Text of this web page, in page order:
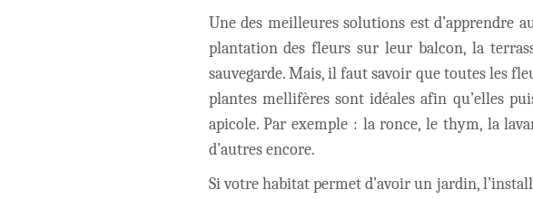
Une des meilleures solutions est d’apprendre
plantation des fleurs sur leur balcon, la
sauvegarde. Mais, il faut savoir que toutes les
plantes mellifères sont idéales afin qu’elles
apicole. Par exemple : la ronce, le thym, la
d’autres encore.
Si votre habitat permet d’avoir un jardin,